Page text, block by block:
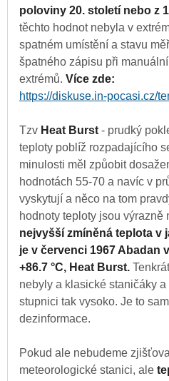
poloviny 20. století nebo z
těchto hodnot nebyla v
spatném umístění a stavu
špatného zápisu při
extrémů. Více zde:
https://diskuse.in-pocasi.cz/
Tzv Heat Burst - prudký
teploty poblíž rozpadajícího
minulosti měl způobit
hodnotách 55-70 a navíc v
vyskytují a něco na tom
hodnoty teploty jsou výrazně
nejvyšší zmíněná teplota v
je v červenci 1967 Abadan
+86.7 °C, Heat Burst.
nebyly a klasické staničáky
stupnici tak vysoko. Je to
dezinformace.
Pokud ale nebudeme
meteorologické stanici, ale